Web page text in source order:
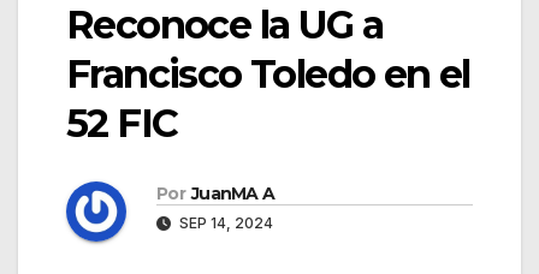
Reconoce la UG a
Francisco Toledo en el
52 FIC
Por JuanMA A
SEP 14, 2024